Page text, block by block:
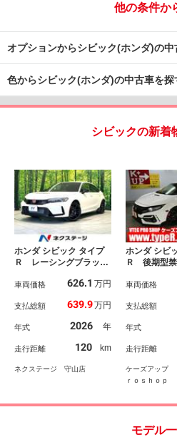
他の条件か
オプションからシビック(ホンダ)の中
色からシビック(ホンダ)の中古車を探
シビックの新着
ホンダ シビック タイプ
Ｒ レーシングブラック
Ｔ車 ターボ エアロ
軽減システム コーナー
ビ ＬＥＤヘッド ＥＴ
Ｃ２．０ 純正１９イン
チアルミ 車線逸脱警
報 オートライト デュ
アルエアコン
車両価格 626.1 万円
支払総額 639.9万円
年式 2026 年
走行距離 120 km
ネクステージ 守山店
ホンダ シビ
Ｒ 後期型
グナビ オプ
ｒｓナビ専
ハンドルプ
無限ブラッ
ッフプレート
車両価格
支払総額
年式
走行距離
ケーズアップ
ｒｏｓｈｏｐ
モデル